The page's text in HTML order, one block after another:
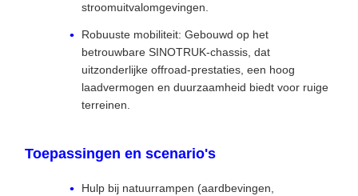
stroomuitvalomgevingen.
Robuuste mobiliteit: Gebouwd op het
betrouwbare SINOTRUK-chassis, dat
uitzonderlijke offroad-prestaties, een hoog
laadvermogen en duurzaamheid biedt voor ruige
terreinen.
Toepassingen en scenario's
Hulp bij natuurrampen (aardbevingen,